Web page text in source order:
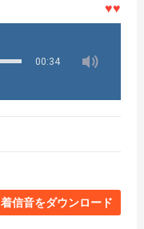
♥♥♥着
00:34
着信音をダウンロード